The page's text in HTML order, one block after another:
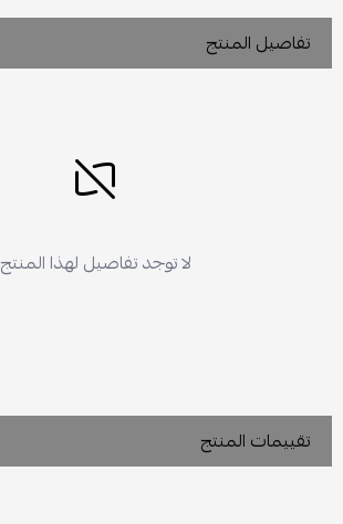
تفاصيل المنتج
لا توجد تفاصيل لهذا المنتج
تقييمات المنتج